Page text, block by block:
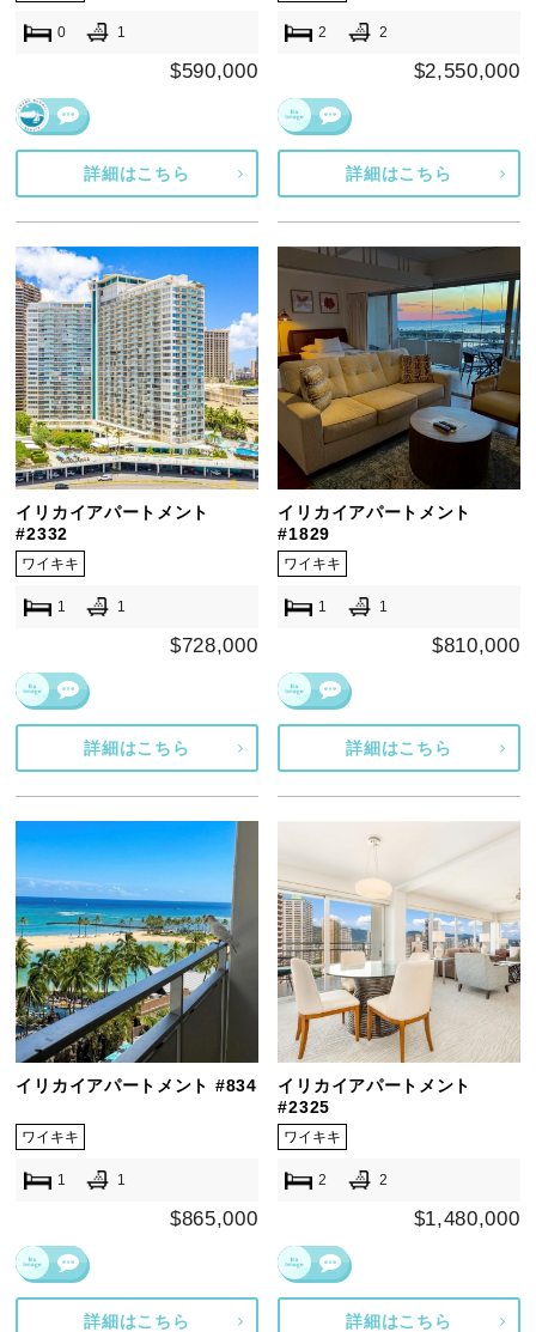
0 1
$590,000
詳細はこちら
2 2
$2,550,000
詳細はこちら
イリカイアパートメント
#2332
ワイキキ
1 1
$728,000
詳細はこちら
イリカイアパートメント
#1829
ワイキキ
1 1
$810,000
詳細はこちら
イリカイアパートメント #834
ワイキキ
1 1
$865,000
詳細はこちら
イリカイアパートメント
#2325
ワイキキ
2 2
$1,480,000
詳細はこちら